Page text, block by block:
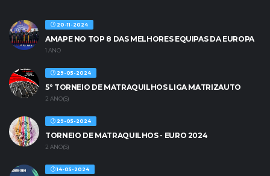
20-11-2024
AMAPE NO TOP 8 DAS MELHORES EQUIPAS DA EUROPA
1 ANO
29-05-2024
5º TORNEIO DE MATRAQUILHOS LIGA MATRIZAUTO
2 ANO(S)
29-05-2024
TORNEIO DE MATRAQUILHOS - EURO 2024
2 ANO(S)
14-05-2024